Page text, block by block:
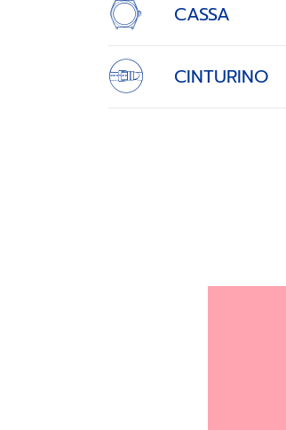
CASSA
CINTURINO
SFOGGIA IL